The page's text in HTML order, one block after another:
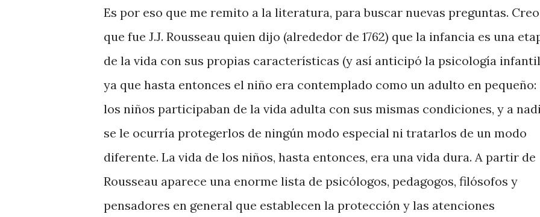
Es por eso que me remito a la literatura, para buscar nuevas preguntas. Creo
que fue J.J. Rousseau quien dijo (alrededor de 1762) que la infancia es una
de la vida con sus propias características (y así anticipó la psicología
ya que hasta entonces el niño era contemplado como un adulto en pequeño:
los niños participaban de la vida adulta con sus mismas condiciones, y a
se le ocurría protegerlos de ningún modo especial ni tratarlos de un modo
diferente. La vida de los niños, hasta entonces, era una vida dura. A partir de
Rousseau aparece una enorme lista de psicólogos, pedagogos, filósofos y
pensadores en general que establecen la protección y las atenciones